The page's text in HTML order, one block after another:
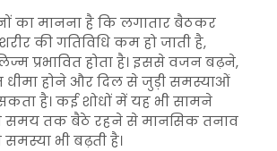
का मानना है कि लगातार बैठकर
की गतिविधि कम हो जाती है,
प्रभावित होता है। इससे वजन बढ़ने,
होने और दिल से जुड़ी समस्याओं
है। कई शोधों में यह भी सामने
समय तक बैठे रहने से मानसिक तनाव
भी बढ़ती है।